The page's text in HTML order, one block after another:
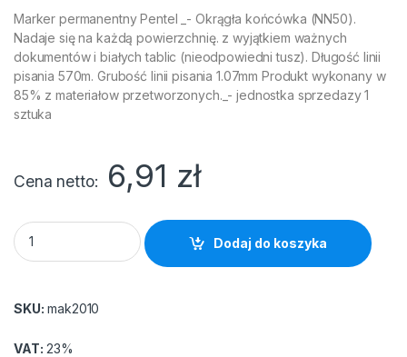
Marker permanentny Pentel _- Okrągła końcówka (NN50).
Nadaje się na każdą powierzchnię. z wyjątkiem ważnych
dokumentów i białych tablic (nieodpowiedni tusz). Długość linii
pisania 570m. Grubość linii pisania 1.07mm Produkt wykonany w
85% z materiałow przetworzonych._- jednostka sprzedazy 1
sztuka
Cena netto 6,91 zł
Marker Pentel NN50-C okrągły niebieski quantity
Dodaj do koszyka
SKU: mak2010
VAT: 23%